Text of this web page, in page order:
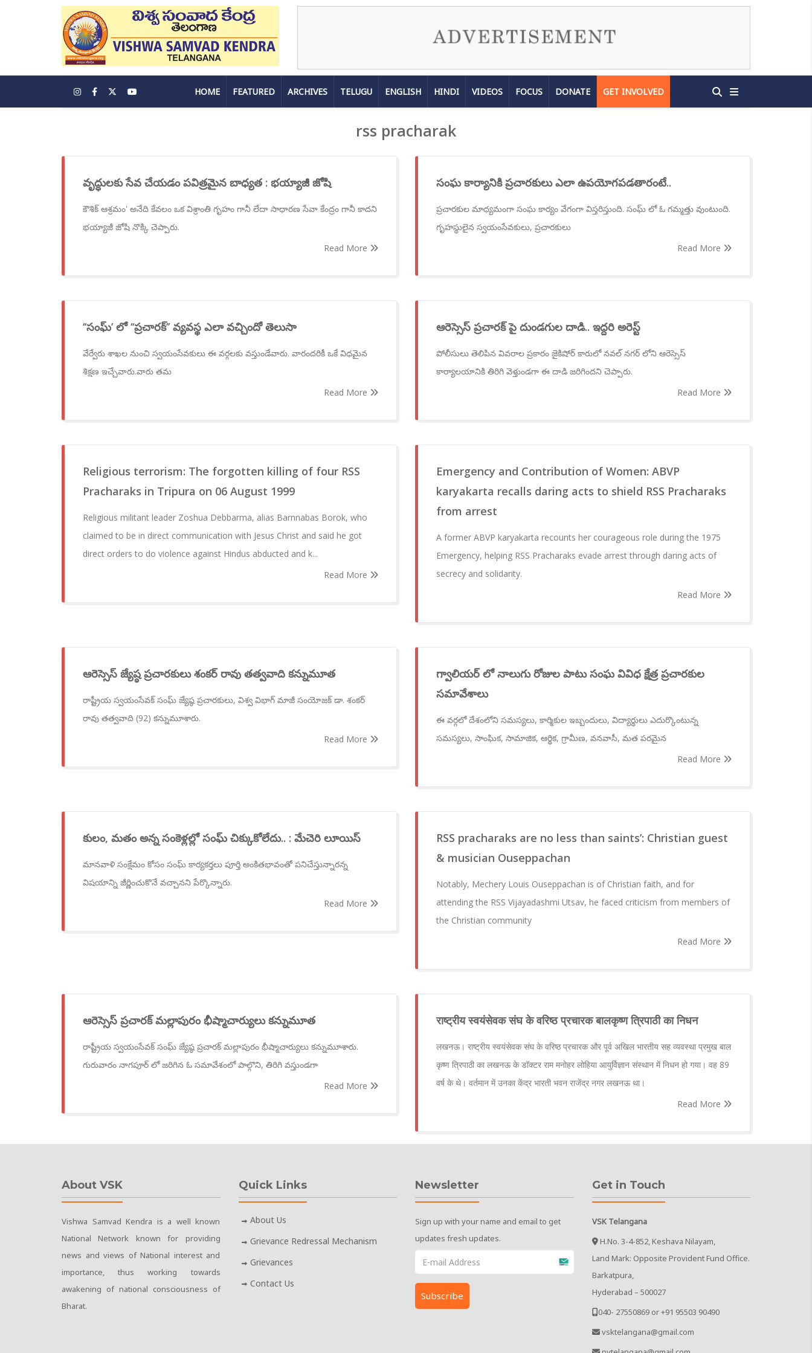
HOME FEATURED ARCHIVES TELUGU ENGLISH HINDI VIDEOS FOCUS DONATE GET INVOLVED
rss pracharak
వృద్ధులకు సేవ చేయడం పవిత్రమైన బాధ్యత : భయ్యాజీ జోషి
కౌశిక్ ఆశ్రమం' అనేది కేవలం ఒక విశ్రాంతి గృహం గానీ లేదా సాధారణ సేవా కేంద్రం గానీ కాదని
భయ్యాజీ జోషి నొక్కి చెప్పారు.
Read More
సంఘ కార్యానికి ప్రచారకులు ఎలా ఉపయోగపడతారంటే..
ప్రచారకుల మాధ్యమంగా సంఘ కార్యం వేగంగా విస్తరిస్తుంది. సంఘ్ లో ఓ గమ్మత్తు వుంటుంది.
గృహస్థులైన స్వయంసేవకులు, ప్రచారకులు
Read More
‘‘సంఘ్’ లో ‘‘ప్రచారక్’’ వ్యవస్థ ఎలా వచ్చిందో తెలుసా
వేర్వేరు శాఖల నుంచి స్వయంసేవకులు ఈ వర్గలకు వస్తుండేవారు. వారందరికీ ఒకే విధమైన
శిక్షణ ఇచ్చేవారు.వారు తమ
Read More
ఆరెస్సెస్ ప్రచారక్ పై దుండగుల దాడి.. ఇద్దరి అరెస్ట్
పోలీసులు తెలిపిన వివరాల ప్రకారం జైకిషోర్ కారులో నవల్ నగర్ లోని ఆరెస్సెస్
కార్యాలయానికి తిరిగి వెళ్తుండగా ఈ దాడి జరిగిందని చెప్పారు.
Read More
Religious terrorism: The forgotten killing of four RSS
Pracharaks in Tripura on 06 August 1999
Religious militant leader Zoshua Debbarma, alias Barnnabas Borok, who
claimed to be in direct communication with Jesus Christ and said he got
direct orders to do violence against Hindus abducted and k...
Read More
Emergency and Contribution of Women: ABVP
karyakarta recalls daring acts to shield RSS Pracharaks
from arrest
A former ABVP karyakarta recounts her courageous role during the 1975
Emergency, helping RSS Pracharaks evade arrest through daring acts of
secrecy and solidarity.
Read More
ఆరెస్సెస్ జ్యేష్ఠ ప్రచారకులు శంకర్ రావు తత్వవాది కన్నుమూత
రాష్ట్రీయ స్వయంసేవక్ సంఘ్ జ్యేష్ఠ ప్రచారకులు, విశ్వ విభాగ్ మాజీ సంయోజక్ డా. శంకర్
రావు తత్వవాది (92) కన్నుమూశారు.
Read More
గ్వాలియర్ లో నాలుగు రోజుల పాటు సంఘ వివిధ క్షేత్ర ప్రచారకుల
సమావేశాలు
ఈ వర్గలో దేశంలోని సమస్యలు, కార్మికుల ఇబ్బందులు, విద్యార్థులు ఎదుర్కొంటున్న
సమస్యలు, సాంఘిక, సామాజిక, ఆర్థిక, గ్రామీణ, వనవాసీ, మత పరమైన
Read More
కులం, మతం అన్న సంకెళ్లల్లో సంఘ్ చిక్కుకోలేదు.. : మేచెరి లూయిస్
మానవాళి సంక్షేమం కోసం సంఘ్ కార్యకర్తలు పూర్తి అంకితభావంతో పనిచేస్తున్నారన్న
విషయాన్ని జీర్ణించుకొనే వచ్చానని పేర్కొన్నారు.
Read More
RSS pracharaks are no less than saints’: Christian guest
& musician Ouseppachan
Notably, Mechery Louis Ouseppachan is of Christian faith, and for
attending the RSS Vijayadashmi Utsav, he faced criticism from members of
the Christian community
Read More
ఆరెస్సెస్ ప్రచారక్ మల్లాపురం భీష్మాచార్యులు కన్నుమూత
రాష్ట్రీయ స్వయంసేవక్ సంఘ్ జ్యేష్ఠ ప్రచారక్ మల్లాపురం భీష్మాచార్యులు కన్నుమూశారు.
గురువారం నాగపూర్ లో జరిగిన ఓ సమావేశంలో పాల్గొని, తిరిగి వస్తుండగా
Read More
राष्ट्रीय स्वयंसेवक संघ के वरिष्ठ प्रचारक बालकृष्ण त्रिपाठी का निधन
लखनऊ। राष्ट्रीय स्वयंसेवक संघ के वरिष्ठ प्रचारक और पूर्व अखिल भारतीय सह व्यवस्था प्रमुख बाल
कृष्ण त्रिपाठी का लखनऊ के डॉक्टर राम मनोहर लोहिया आयुर्विज्ञान संस्थान में निधन हो गया। वह 89
वर्ष के थे। वर्तमान में उनका केंद्र भारती भवन राजेंद्र नगर लखनऊ था।
Read More
About VSK
Vishwa Samvad Kendra is a well known
National Network known for providing
news and views of National interest and
importance, thus working towards
awakening of national consciousness of
Bharat.
Quick Links
About Us
Grievance Redressal Mechanism
Grievances
Contact Us
Newsletter
Sign up with your name and email to get
updates fresh updates.
Get in Touch
VSK Telangana
H.No. 3-4-852, Keshava Nilayam,
Land Mark: Opposite Provident Fund Office.
Barkatpura,
Hyderabad – 500027
040- 27550869 or +91 95503 90490
vsktelangana@gmail.com